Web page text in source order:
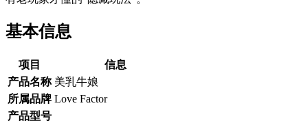
基本信息
项目
信息
产品名称 美乳牛娘
所属品牌 Love Factor
产品型号